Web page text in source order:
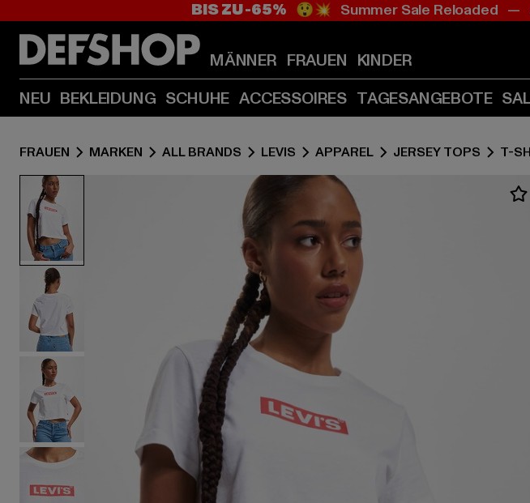
BIS ZU -65% 😲💥 Summer Sale Reloaded —
MÄNNER FRAUEN KINDER
NEU BEKLEIDUNG SCHUHE ACCESSOIRES TAGESANGEBOTE
FRAUEN MARKEN ALL BRANDS LEVIS APPAREL JERSEY TOPS T-